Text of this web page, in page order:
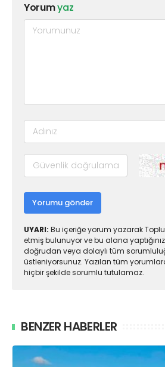
Yorumyaz
Yorumu gönder
UYARI: Bu içeriğe yorum yazarak
etmiş bulunuyor ve bu alana
doğrudan veya dolaylı tüm
üstleniyorsunuz. Yazılan tüm
hiçbir şekilde sorumlu tutulamaz.
BENZER HABERLER